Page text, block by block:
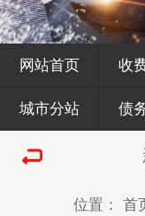
网站首页 收
城市分站 债
位置： 首